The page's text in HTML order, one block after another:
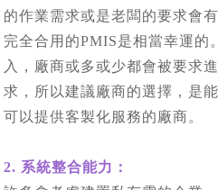
的作業需求或是老闆的要求會
完全合用的PMIS是相當幸運的
入，廠商或多或少都會被要求
求，所以建議廠商的選擇，是
可以提供客製化服務的廠商。
2. 系統整合能力：